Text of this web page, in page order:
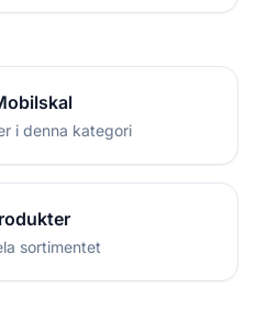
i denna kategori
sortimentet